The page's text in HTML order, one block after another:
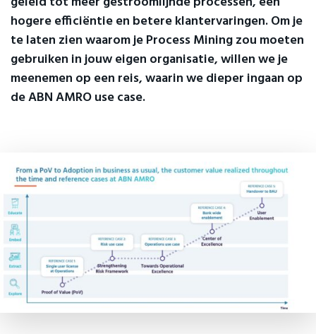
hogere efficiëntie en betere klantervaringen.Om je
te laten zien waarom je Process Mining zou moeten
gebruiken in jouweigen organisatie, willen we je
meenemen op een reis, waarin we dieper ingaan op
de ABN AMRO use case.